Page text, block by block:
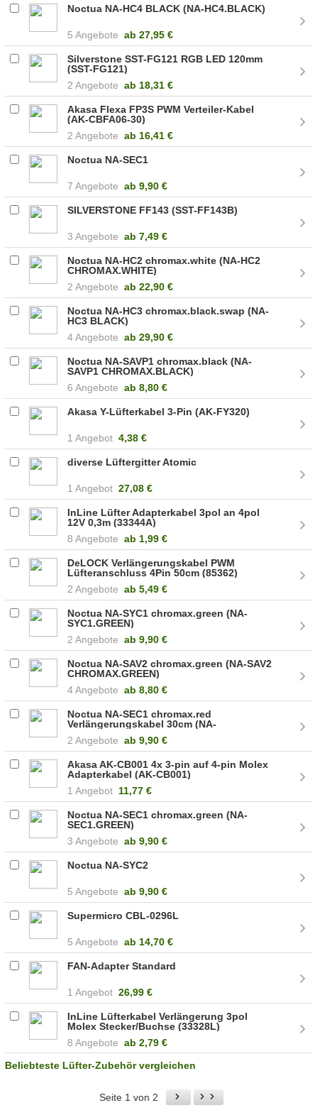
Noctua NA-HC4 BLACK (NA-HC4.BLACK)
5 Angebote ab 27,95 €
Silverstone SST-FG121 RGB LED 120mm
(SST-FG121)
2 Angebote ab 18,31 €
Akasa Flexa FP3S PWM Verteiler-Kabel
(AK-CBFA06-30)
2 Angebote ab 16,41 €
Noctua NA-SEC1
7 Angebote ab 9,90 €
SILVERSTONE FF143 (SST-FF143B)
3 Angebote ab 7,49 €
Noctua NA-HC2 chromax.white (NA-HC2
CHROMAX.WHITE)
2 Angebote ab 22,90 €
Noctua NA-HC3 chromax.black.swap (NA-
HC3 BLACK)
4 Angebote ab 29,90 €
Noctua NA-SAVP1 chromax.black (NA-
SAVP1 CHROMAX.BLACK)
6 Angebote ab 8,80 €
Akasa Y-Lüfterkabel 3-Pin (AK-FY320)
1 Angebot 4,38 €
diverse Lüftergitter Atomic
1 Angebot 27,08 €
InLine Lüfter Adapterkabel 3pol an 4pol
12V 0,3m (33344A)
8 Angebote ab 1,99 €
DeLOCK Verlängerungskabel PWM
Lüfteranschluss 4Pin 50cm (85362)
2 Angebote ab 5,49 €
Noctua NA-SYC1 chromax.green (NA-
SYC1.GREEN)
2 Angebote ab 9,90 €
Noctua NA-SAV2 chromax.green (NA-SAV2
CHROMAX.GREEN)
4 Angebote ab 8,80 €
Noctua NA-SEC1 chromax.red
Verlängerungskabel 30cm (NA-
2 Angebote ab 9,90 €
Akasa AK-CB001 4x 3-pin auf 4-pin Molex
Adapterkabel (AK-CB001)
1 Angebot 11,77 €
Noctua NA-SEC1 chromax.green (NA-
SEC1.GREEN)
3 Angebote ab 9,90 €
Noctua NA-SYC2
5 Angebote ab 9,90 €
Supermicro CBL-0296L
5 Angebote ab 14,70 €
FAN-Adapter Standard
1 Angebot 26,99 €
InLine Lüfterkabel Verlängerung 3pol
Molex Stecker/Buchse (33328L)
8 Angebote ab 2,79 €
Beliebteste Lüfter-Zubehör vergleichen
Seite 1 von 2